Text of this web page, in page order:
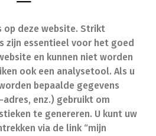
op deze website. Strikt
zijn essentieel voor het goed
en kunnen niet worden
ook een analysetool. Als u
bepaalde gegevens
adres, enz.) gebruikt om
te genereren. U kunt uw
via de link “mijn
In geval van nood
Contact
Veelgestelde vragen
(FAQ)